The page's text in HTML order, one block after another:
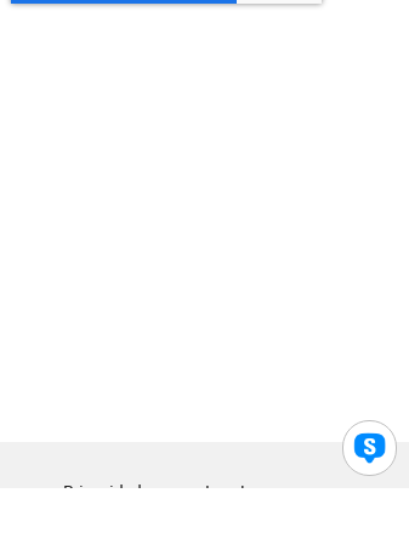
Privacidad Legal